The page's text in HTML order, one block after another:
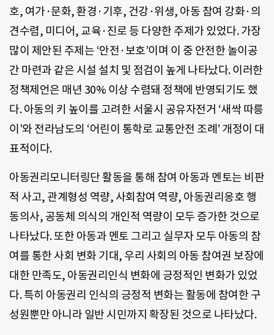
호, 여가·문화, 환경·기후, 건강·위생, 아동 참여 강화·의
견수렴, 미디어, 교육·진로 등 다양한 주제가 있었다. 가장
많이 제안된 주제는 ‘안전·보호’이며 이 중 안전한 놀이공
간 마련과 같은 시설 설치 및 점검이 높게 나타났다. 이러한
정책제언은 매년 30% 이상 수렴돼 정책에 반영되기도 했
다. 아동의 키 높이를 고려한 서울시 공유자전거 ‘새싹 따릉
이’와 전라남도의 ‘어린이 통학로 교통안전 조례’ 개정이 대
표적이다.
아동권리모니터링단 활동을 통해 참여 아동과 멘토는 비판
적 사고, 관계형성 역량, 사회참여 역량, 아동권리옹호 행
동의사, 공동체 의식의 개인적 역량이 모두 증가한 것으로
나타났다. 또한 아동과 멘토 그리고 실무자 모두 아동의 참
여를 통한 사회 변화 기대, 우리 사회의 아동 참여권 보장에
대한 만족도, 아동권리인식 변화에 긍정적인 변화가 있었
다. 특히 아동권리 인식의 긍정적 변화는 활동에 참여한 구
성원뿐만 아니라 일반 시민까지 확장된 것으로 나타났다.